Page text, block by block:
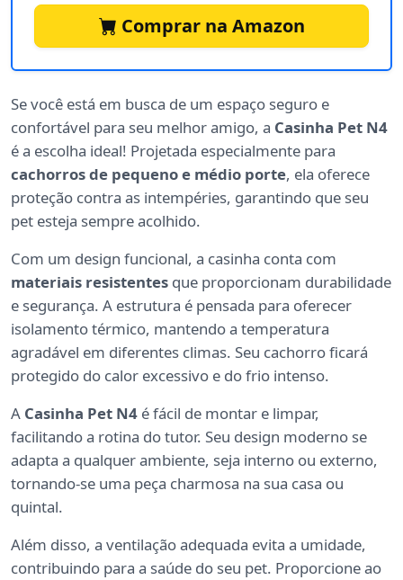
Comprar na Amazon
Se você está em busca de um espaço seguro e
confortável para seu melhor amigo, a Casinha Pet N4
é a escolha ideal! Projetada especialmente para
cachorros de pequeno e médio porte, ela oferece
proteção contra as intempéries, garantindo que seu
pet esteja sempre acolhido.
Com um design funcional, a casinha conta com
materiais resistentes que proporcionam durabilidade
e segurança. A estrutura é pensada para oferecer
isolamento térmico, mantendo a temperatura
agradável em diferentes climas. Seu cachorro ficará
protegido do calor excessivo e do frio intenso.
A Casinha Pet N4 é fácil de montar e limpar,
facilitando a rotina do tutor. Seu design moderno se
adapta a qualquer ambiente, seja interno ou externo,
tornando-se uma peça charmosa na sua casa ou
quintal.
Além disso, a ventilação adequada evita a umidade,
contribuindo para a saúde do seu pet. Proporcione ao